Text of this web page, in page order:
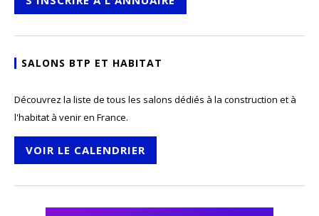
SALONS BTP ET HABITAT
Découvrez la liste de tous les salons dédiés à la construction et à
l'habitat à venir en France.
VOIR LE CALENDRIER